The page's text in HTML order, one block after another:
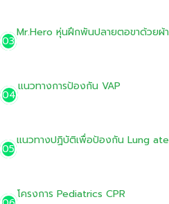
03
Mr.Hero หุ่นฝึกพันปลายตอขาด้วยผ้
04
แนวทางการป้องกัน VAP
05
แนวทางปฏิบัติเพื่อป้องกัน Lung
โครงการ Pediatrics CPR